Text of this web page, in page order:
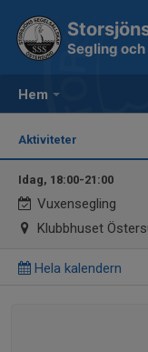
Hem
Segling
Aktiviteter
Idag, 18:00-21:00
Vuxensegling
Klubbhuset
Hela kalendern